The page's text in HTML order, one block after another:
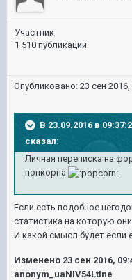
Участник
1 510 публикаций
Опубликовано: 23 сен
В 23.09.2016 в
сказал:
Личная переписка на
попкорна
Если есть подобное
статистика на которую
И какой смысл будет если
Изменено 23 сен 2016,
anonym_uaNIV54LtIne